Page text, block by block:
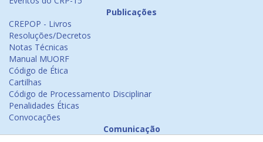
Publicações
CREPOP - Livros
Resoluções/Decretos
Notas Técnicas
Manual MUORF
Código de Ética
Cartilhas
Código de Processamento Disciplinar
Penalidades Éticas
Convocações
Comunicação